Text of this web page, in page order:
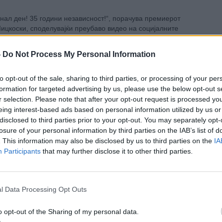
Do Not Process My Personal Information
opt-out of the sale, sharing to third parties, or processing of your
for targeted advertising by us, please use the below opt-out
selection. Please note that after your opt-out request is processed
interest-based ads based on personal information utilized by us
to third parties prior to your opt-out. You may separately
of your personal information by third parties on the IAB’s list of
This information may also be disclosed by us to third parties on the
Participants that may further disclose it to other third parties.
Data Processing Opt Outs
opt-out of the Sharing of my personal data.
ден! 35 години независност!“, порачува премиерот
споделувајќи преубаво видео на социјалните
ја погоди Кина: Властите преземаат мерки
се очекува да го погоди источниот брег на Кина во
со очекувани обилни дождови и ветрови, а
Јангшан во Шангај им нареди на повеќе од 500
вратат во пристаништето, соопштија кинескит
на „дежа ви“